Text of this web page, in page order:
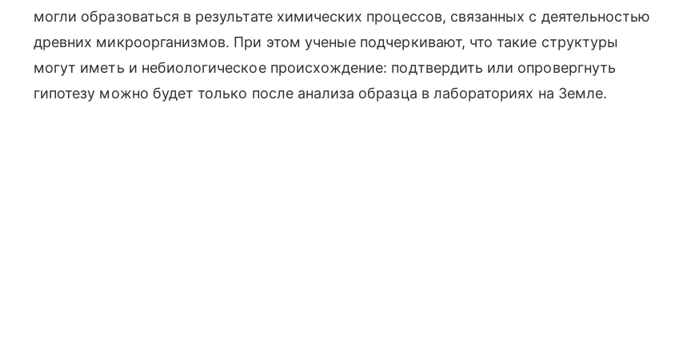
могли образоваться в результате химических процессов, связанных с деятельностью
древних микроорганизмов. При этом ученые подчеркивают, что такие структуры
могут иметь и небиологическое происхождение: подтвердить или опровергнуть
гипотезу можно будет только после анализа образца в лабораториях на Земле.